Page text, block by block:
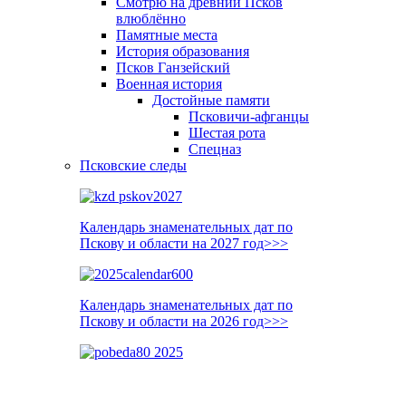
влюблённо
Памятные места
История образования
Псков Ганзейский
Военная история
Достойные памяти
Псковичи-афганцы
Шестая рота
Спецназ
Псковские следы
Календарь знаменательных дат по
Пскову и области на 2027 год>>>
Календарь знаменательных дат по
Пскову и области на 2026 год>>>